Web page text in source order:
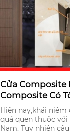
Cửa Composite
Composite Có
Không?
Hiện nay,khái
quá quen thuộc
Nam. Tuy nhiên